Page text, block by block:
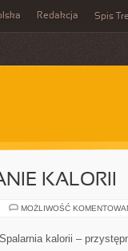
Redakcja Spis
KALORII
MOŻLIWOŚĆ
Spalarnia kalorii –